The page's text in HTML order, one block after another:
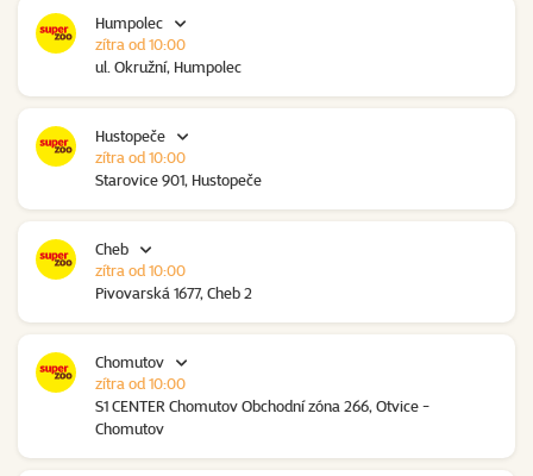
Humpolec
ul. Okružní, Humpolec
zítra od 10:00
Hustopeče
Starovice 901, Hustopeče
zítra od 10:00
Cheb
Pivovarská 1677, Cheb 2
zítra od 10:00
Chomutov
S1 CENTER Chomutov Obchodní zóna 266, Otvice -
Chomutov
zítra od 10:00